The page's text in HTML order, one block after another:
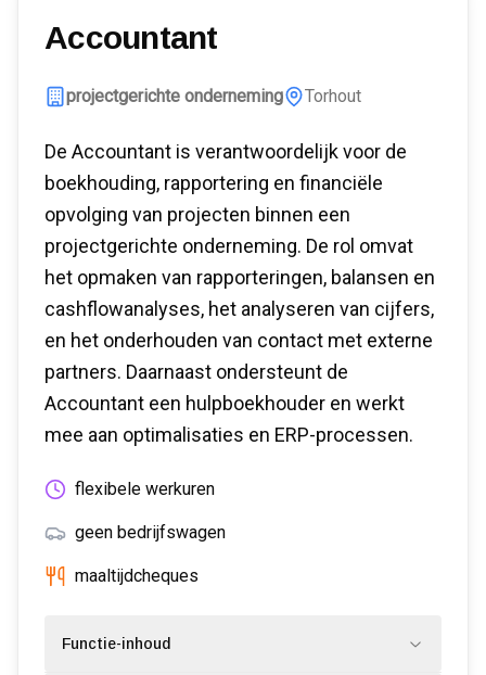
Accountant
projectgerichte onderneming Torhout
De Accountant is verantwoordelijk voor de
boekhouding, rapportering en financiële
opvolging van projecten binnen een
projectgerichte onderneming. De rol omvat
het opmaken van rapporteringen, balansen en
cashflowanalyses, het analyseren van cijfers,
en het onderhouden van contact met externe
partners. Daarnaast ondersteunt de
Accountant een hulpboekhouder en werkt
mee aan optimalisaties en ERP-processen.
flexibele werkuren
geen bedrijfswagen
maaltijdcheques
Functie-inhoud